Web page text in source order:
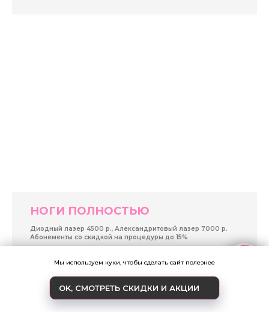
НОГИ ПОЛНОСТЬЮ
Диодный лазер 4500 р., Александритовый лазер 7000 р.
Абонементы со скидкой на процедуры до 15%
Записаться
ЗАКАЗАТЬ ЗВОНОК АКЦИИ
Мы используем куки, чтобы сделать сайт полезнее
OK, СМОТРЕТЬ СКИДКИ И АКЦИИ